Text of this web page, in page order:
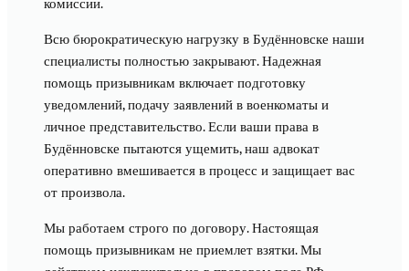
Всю бюрократическую нагрузку в Будённовске наши
специалисты полностью закрывают. Надежная
помощь призывникам включает подготовку
уведомлений, подачу заявлений в военкоматы и
личное представительство. Если ваши права в
Будённовске пытаются ущемить, наш адвокат
оперативно вмешивается в процесс и защищает вас
от произвола.
Мы работаем строго по договору. Настоящая
помощь призывникам не приемлет взятки. Мы